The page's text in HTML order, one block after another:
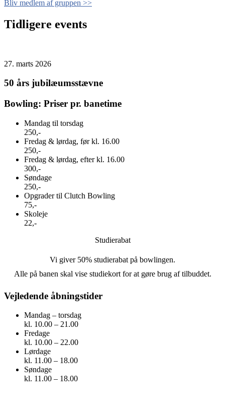
Bliv medlem af gruppen >>
Tidligere events
27. marts 2026
50 års jubilæumsstævne
Bowling: Priser pr. banetime
Mandag til torsdag
250,-
Fredag & lørdag, før kl. 16.00
250,-
Fredag & lørdag, efter kl. 16.00
300,-
Søndage
250,-
Opgrader til Clutch Bowling
75,-
Skoleje
22,-
Studierabat
Vi giver 50% studierabat på bowlingen.
Alle på banen skal vise studiekort for at gøre brug af tilbuddet.
Vejledende åbningstider
Mandag – torsdag
kl. 10.00 – 21.00
Fredage
kl. 10.00 – 22.00
Lørdage
kl. 11.00 – 18.00
Søndage
kl. 11.00 – 18.00